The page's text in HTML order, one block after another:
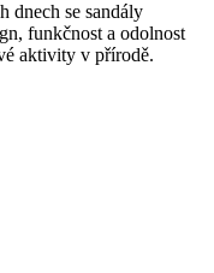
dnech se sandály
funkčnost a odolnost
aktivity v přírodě.